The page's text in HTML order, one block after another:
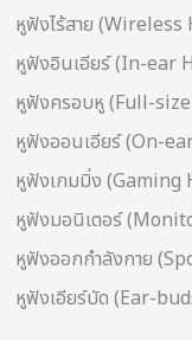
หูฟังไร้สาย
หูฟังอินเอียร์ (In-ear
หูฟังครอบหู (Full-
หูฟังออนเอียร์ (On-
หูฟังเกมมิ่ง (Gaming
หูฟังมอนิเตอร์
หูฟังออกกำลังกาย
หูฟังเอียร์บัด (Ear-